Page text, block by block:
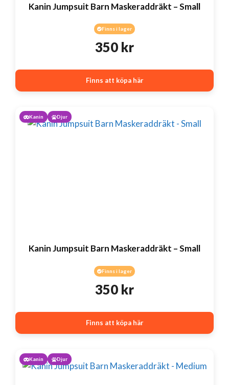
Kanin Jumpsuit Barn Maskeraddräkt – Small
Finns i lager
350 kr
Finns att köpa här
Kanin Djur
Kanin Jumpsuit Barn Maskeraddräkt – Small
Finns i lager
350 kr
Finns att köpa här
Kanin Djur